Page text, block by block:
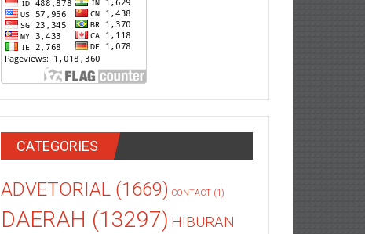
CATEGORIES
ADVETORIAL (1669) CONTACT (1)
DAERAH (13297) HIBURAN